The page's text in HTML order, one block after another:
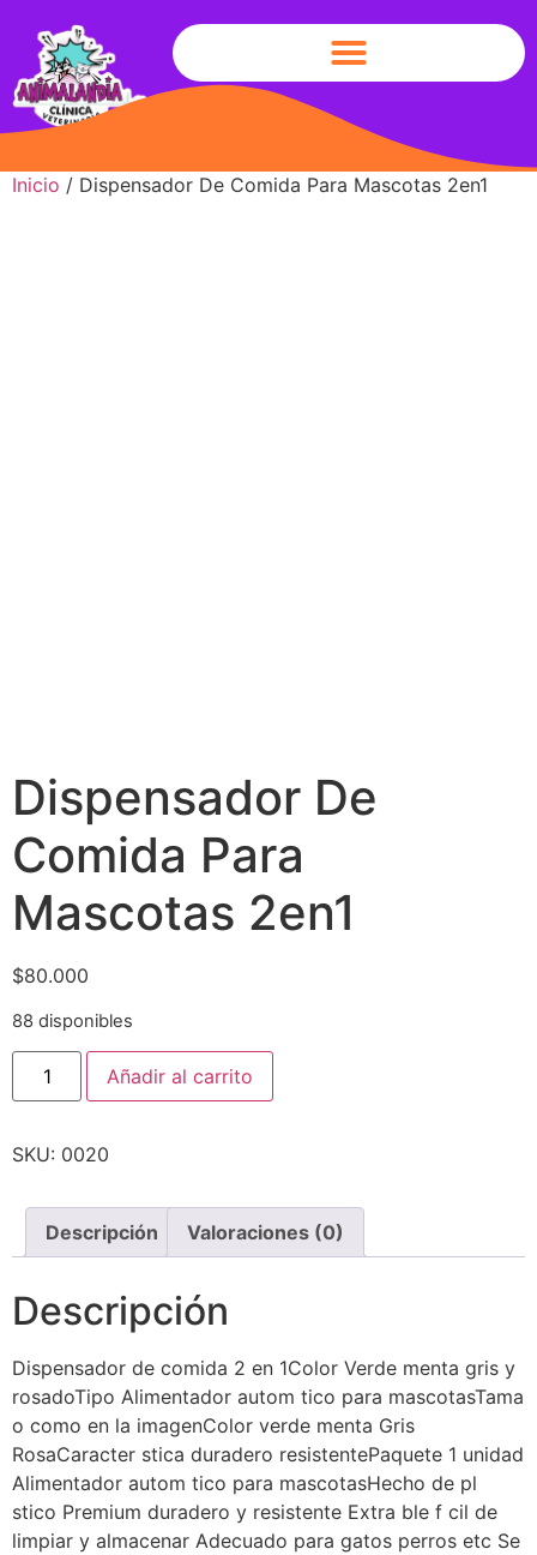
Inicio / Dispensador De Comida Para Mascotas 2en1
Dispensador De
Comida Para
Mascotas 2en1
$80.000
88 disponibles
Añadir al carrito
SKU: 0020
Descripción Valoraciones (0)
Descripción
Dispensador de comida 2 en 1Color Verde menta gris y
rosadoTipo Alimentador autom tico para mascotasTama
o como en la imagenColor verde menta Gris
RosaCaracter stica duradero resistentePaquete 1 unidad
Alimentador autom tico para mascotasHecho de pl
stico Premium duradero y resistente Extra ble f cil de
limpiar y almacenar Adecuado para gatos perros etc Se